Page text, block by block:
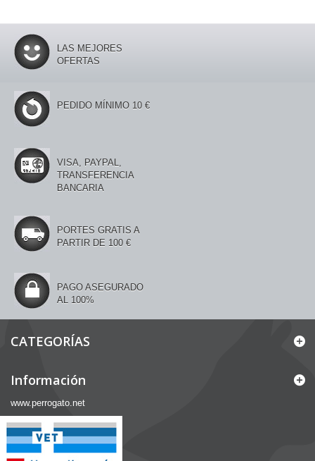
LAS MEJORES
OFERTAS
PEDIDO MÍNIMO 10 €
VISA, PAYPAL,
TRANSFERENCIA
BANCARIA
PORTES GRATIS A
PARTIR DE 100 €
PAGO ASEGURADO
AL 100%
CATEGORÍAS
Información
www.perrogato.net